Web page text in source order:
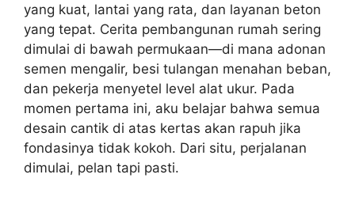
yang kuat, lantai yang rata, dan layanan beton
yang tepat. Cerita pembangunan rumah sering
dimulai di bawah permukaan—di mana adonan
semen mengalir, besi tulangan menahan beban,
dan pekerja menyetel level alat ukur. Pada
momen pertama ini, aku belajar bahwa semua
desain cantik di atas kertas akan rapuh jika
fondasinya tidak kokoh. Dari situ, perjalanan
dimulai, pelan tapi pasti.